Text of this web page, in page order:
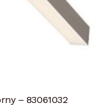
– 83061032